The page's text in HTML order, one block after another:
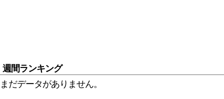
週間ランキング
まだデータがありません。